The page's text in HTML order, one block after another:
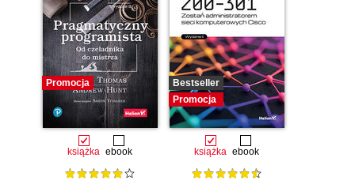
Promocja
książka ebook
Bestseller
Promocja
książka ebook